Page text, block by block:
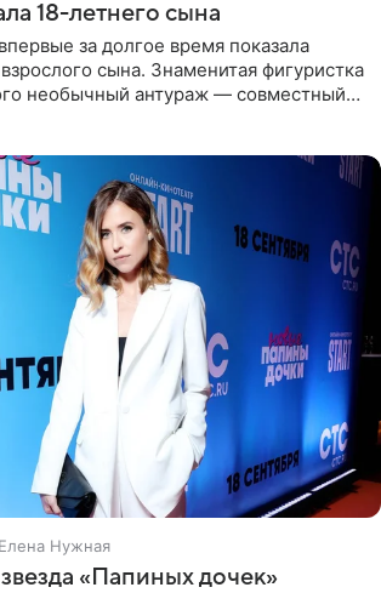
18-летнего сына
за долгое время показала
сына. Знаменитая фигуристка
необычный антураж — совместный
Елена Нужная
«Папиных дочек»